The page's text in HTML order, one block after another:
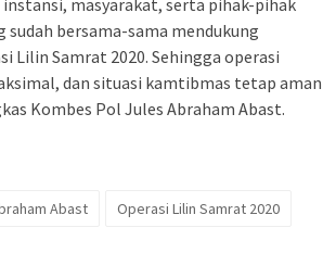
bersama-sama mendukung
Lilin Samrat 2020. Sehingga operasi
dan situasi kamtibmas tetap aman
Kombes Pol Jules Abraham Abast.
Abast
Operasi Lilin Samrat 2020